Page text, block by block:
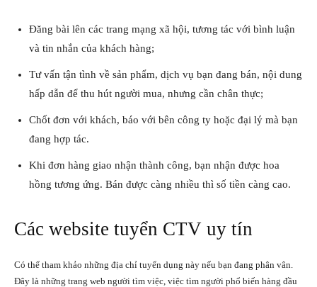
Đăng bài lên các trang mạng xã hội, tương tác với bình luận
và tin nhắn của khách hàng;
Tư vấn tận tình về sản phẩm, dịch vụ bạn đang bán, nội dung
hấp dẫn để thu hút người mua, nhưng cần chân thực;
Chốt đơn với khách, báo với bên công ty hoặc đại lý mà bạn
đang hợp tác.
Khi đơn hàng giao nhận thành công, bạn nhận được hoa
hồng tương ứng. Bán được càng nhiều thì số tiền càng cao.
Các website tuyển CTV uy tín
Có thể tham khảo những địa chỉ tuyển dụng này nếu bạn đang phân vân.
Đây là những trang web người tìm việc, việc tìm người phổ biến hàng đầu